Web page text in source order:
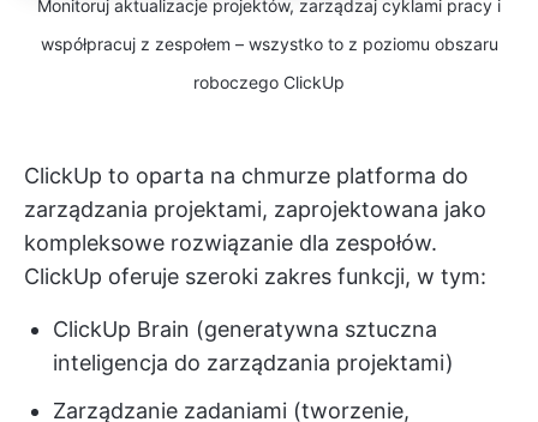
Monitoruj aktualizacje projektów, zarządzaj cyklami pracy i
współpracuj z zespołem – wszystko to z poziomu obszaru
roboczego ClickUp
ClickUp to oparta na chmurze platforma do
zarządzania projektami, zaprojektowana jako
kompleksowe rozwiązanie dla zespołów.
ClickUp oferuje szeroki zakres funkcji, w tym:
ClickUp Brain (generatywna sztuczna
inteligencja do zarządzania projektami)
Zarządzanie zadaniami (tworzenie,